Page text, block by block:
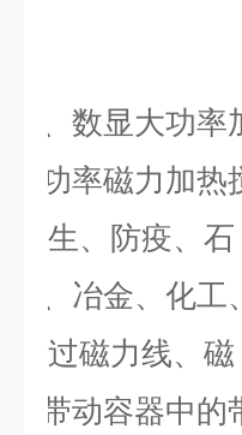
数显大功率
大功率磁力加
生、防疫、石
油、冶金、化工
过磁力线、磁
场带动容器中的